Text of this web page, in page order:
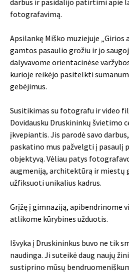
darbus ir pasidalijo patirtimi apie
fotografavimą.
Apsilankę Miško muziejuje „Girios
gamtos pasaulio grožiu ir jo
dalyvavome orientacinėse
kurioje reikėjo pasitelkti
gebėjimus.
Susitikimas su fotografu ir video
Dovidausku Druskininkų švietimo
įkvepiantis. Jis parodė savo
paskatino mus pažvelgti į pasaulį
objektyvą. Vėliau patys
augmeniją, architektūrą ir miestų
užfiksuoti unikalius kadrus.
Grįžę į gimnaziją, apibendrinome
atlikome kūrybines užduotis.
Išvyka į Druskininkus buvo ne tik
naudinga. Ji suteikė daug naujų
sustiprino mūsų